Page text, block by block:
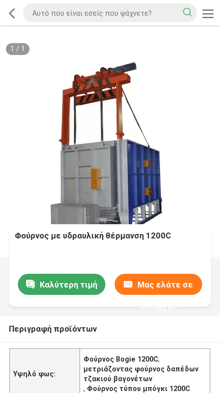
1 / 1
Φούρνος με υδραυλική θέρμανση 1200C
Καλύτερη τιμή Μας ελάτε σε
επαφή με
Περιγραφή προϊόντων
Υψηλό φως:
Φούρνος Bogie 1200C,
μετριάζοντας φούρνος δαπέδων
τζακιού βαγονέτων
, Φούρνος τύπου μπόγκι 1200C